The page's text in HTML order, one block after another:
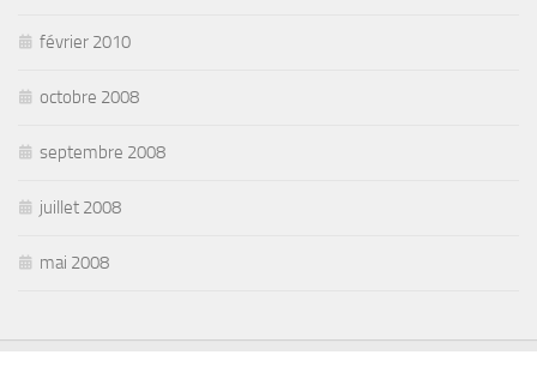
février 2010
octobre 2008
septembre 2008
juillet 2008
mai 2008